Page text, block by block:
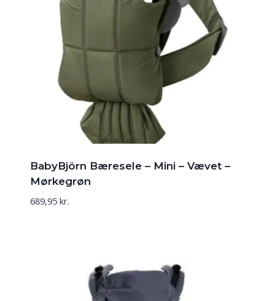
BabyBjörn Bæresele – Mini – Vævet –
Mørkegrøn
689,95 kr.